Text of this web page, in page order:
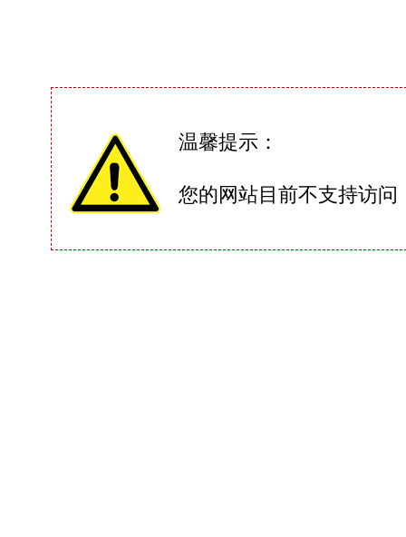
温馨提示：
您的网站目前不支持访